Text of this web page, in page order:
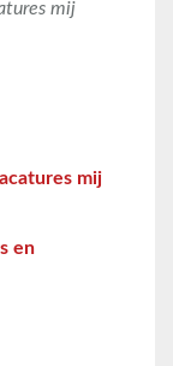
mij
mij
en